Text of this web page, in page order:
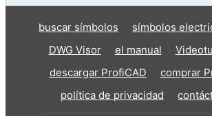
buscar símbolos símbolos
DWG Visor
el manual
descargar ProfiCAD
comprar
política de privacidad